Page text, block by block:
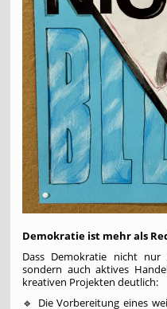
Demokratie ist mehr als
Dass Demokratie nicht nur
sondern auch aktives
kreativen Projekten deutlich:
🔹 Die Vorbereitung eines